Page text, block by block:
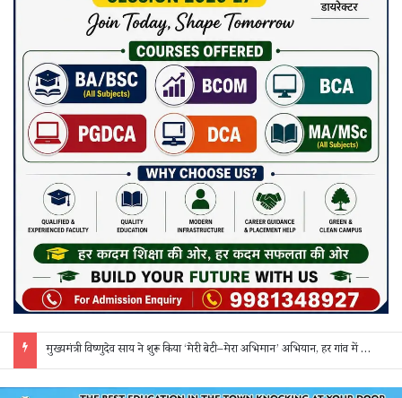
सक्ती: ₹90 लाख की ठगी का खुलासा, एक महिला समेत 3 आरोपी गिरफ्तार